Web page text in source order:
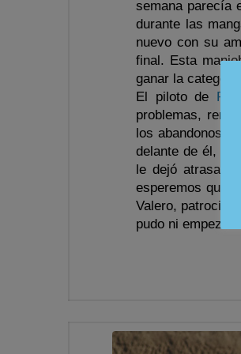
semana parecía
durante las
nuevo con su
final. Esta
ganar la
El piloto de
problemas,
los abandonos
delante de él,
le dejó
esperemos que
Valero,
pudo ni empezar